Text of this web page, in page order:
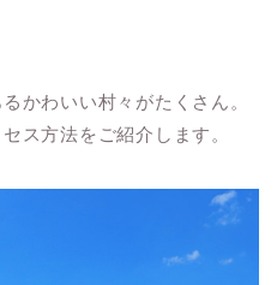
かわいい村々がたくさん。
ス方法をご紹介します。